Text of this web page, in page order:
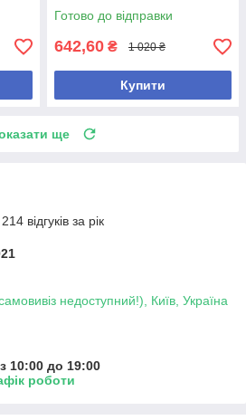
Готово до відправки
642,60 ₴ 1 020 ₴
Купити
ще
відгуків за рік
недоступний!), Київ, Україна
10:00 до 19:00
роботи